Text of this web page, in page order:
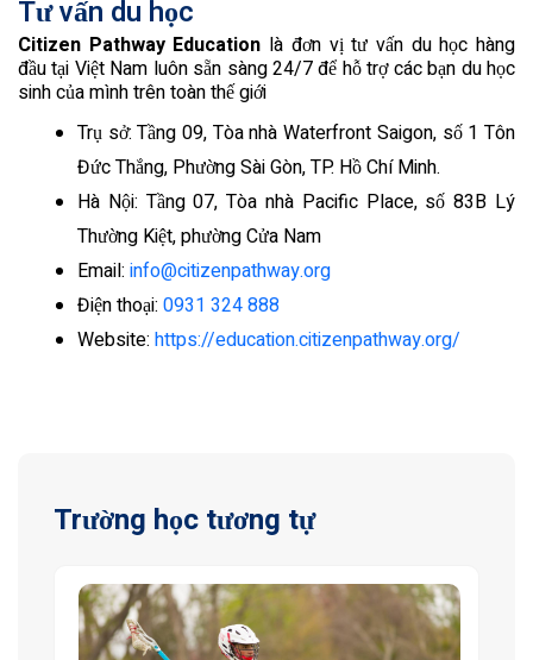
Tư vấn du học
Citizen Pathway Education là đơn vị tư vấn du học hàng
đầu tại Việt Nam luôn sẵn sàng 24/7 để hỗ trợ các bạn du học
sinh của mình trên toàn thế giới
Trụ sở: Tầng 09, Tòa nhà Waterfront Saigon, số 1 Tôn
Đức Thắng, Phường Sài Gòn, TP. Hồ Chí Minh.
Hà Nội: Tầng 07, Tòa nhà Pacific Place, số 83B Lý
Thường Kiệt, phường Cửa Nam
Email: info@citizenpathway.org
Điện thoại: 0931 324 888
Website: https://education.citizenpathway.org/
Trường học tương tự